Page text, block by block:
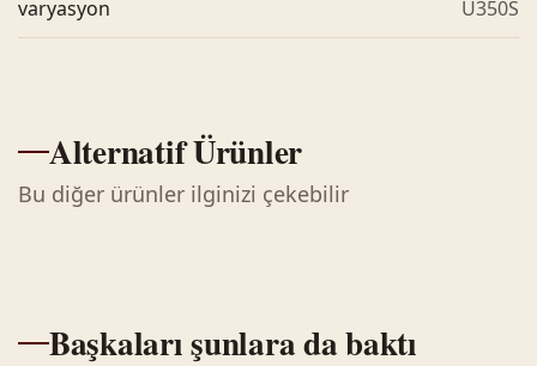
varyasyon U350S
Alternatif Ürünler
Bu diğer ürünler ilginizi çekebilir
Başkaları şunlara da baktı